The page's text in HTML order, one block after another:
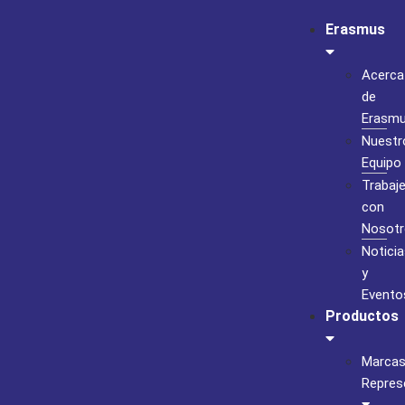
Erasmus
Acerca
de
Equipo
Trabaje
con
y
Productos
Marcas